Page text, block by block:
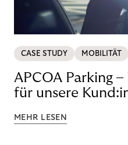
CASE STUDY MOBILITÄT
APCOA Parking
für unsere
MEHR LESEN